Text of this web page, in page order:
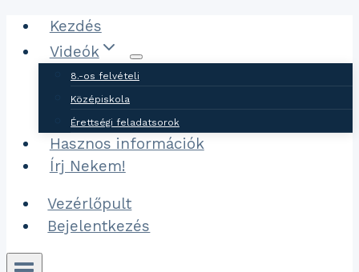
Ugrás
tartalomhoz
Kezdés
Videók
8.-os felvételi
Középiskola
Érettségi feladatsorok
Hasznos információk
Írj Nekem!
Vezérlőpult
Bejelentkezés